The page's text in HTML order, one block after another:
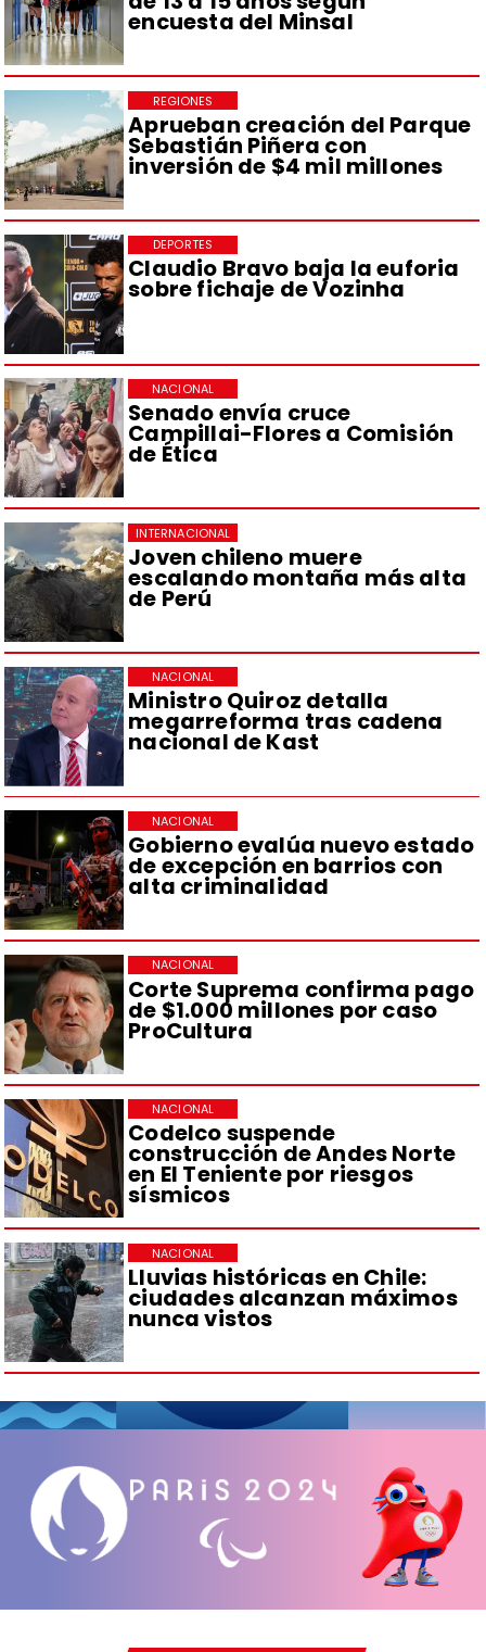
encuesta del Minsal
Aprueban creación del Parque
Sebastián Piñera con
inversión de $4 mil millones
REGIONES
Claudio Bravo baja la euforia
sobre fichaje de Vozinha
DEPORTES
Senado envía cruce
Campillai-Flores a Comisión
de Ética
NACIONAL
Joven chileno muere
escalando montaña más alta
de Perú
INTERNACIONAL
Ministro Quiroz detalla
megarreforma tras cadena
nacional de Kast
NACIONAL
Gobierno evalúa nuevo estado
de excepción en barrios con
alta criminalidad
NACIONAL
Corte Suprema confirma pago
de $1.000 millones por caso
ProCultura
NACIONAL
Codelco suspende
construcción de Andes Norte
en El Teniente por riesgos
sísmicos
NACIONAL
Lluvias históricas en Chile:
ciudades alcanzan máximos
nunca vistos
NACIONAL